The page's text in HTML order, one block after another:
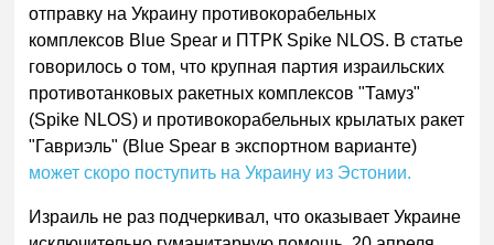
отправку на Украину противокорабельных
комплексов Blue Spear и ПТРК Spike NLOS. В статье
говорилось о том, что крупная партия израильских
противотанковых ракетных комплексов "Тамуз"
(Spike NLOS) и противокорабельных крылатых ракет
"Гавриэль" (Blue Spear в экспортном варианте)
может скоро поступить на Украину из Эстонии.
Израиль не раз подчеркивал, что оказывает Украине